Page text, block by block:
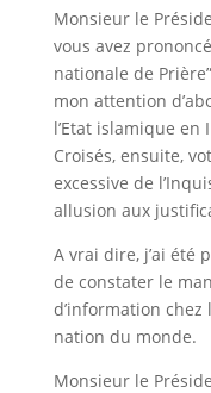
Monsieur le
vous avez
nationale de
mon attention
l’Etat islamique en
Croisés, ensuite,
excessive de
allusion aux
A vrai dire, j’ai été
de constater le
d’information
nation du monde.
Monsieur le